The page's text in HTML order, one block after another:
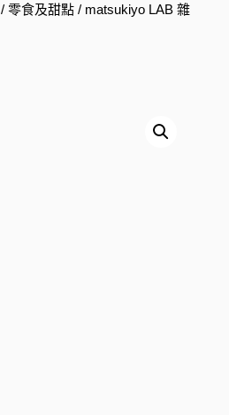
/零食及甜點 / matsukiyo LAB 雜